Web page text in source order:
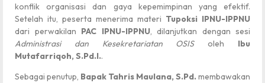
konflik organisasi dan gaya kepemimpinan yang efektif.
Setelah itu, peserta menerima materi Tupoksi IPNU-IPPNU
dari perwakilan PAC IPNU-IPPNU, dilanjutkan dengan sesi
Administrasi dan Kesekretariatan OSISoleh Ibu
Mutafarriqoh, S.Pd.I..
Sebagai penutup, Bapak Tahris Maulana, S.Pd. membawakan